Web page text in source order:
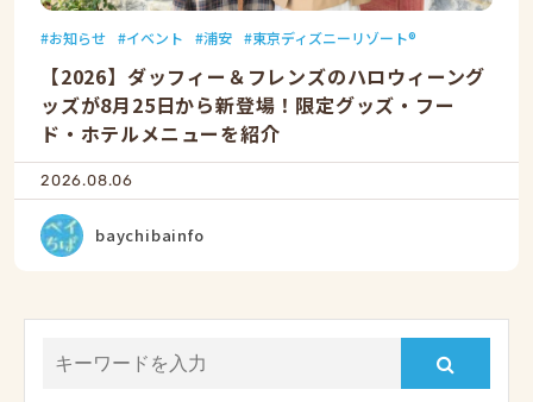
お知らせ イベント 浦安 東京ディズニーリゾート®
【2026】ダッフィー＆フレンズのハロウィーング
ッズが8月25日から新登場！限定グッズ・フー
ド・ホテルメニューを紹介
2026.08.06
baychibainfo